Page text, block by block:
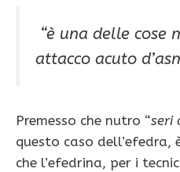
“è una delle cose
attacco acuto
Premesso che nutro “seri
questo caso
che l’efedrina, per i